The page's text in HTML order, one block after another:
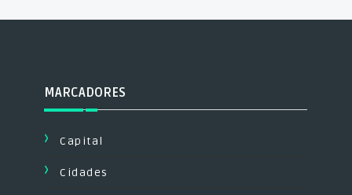
MARCADORES
Capital
Cidades